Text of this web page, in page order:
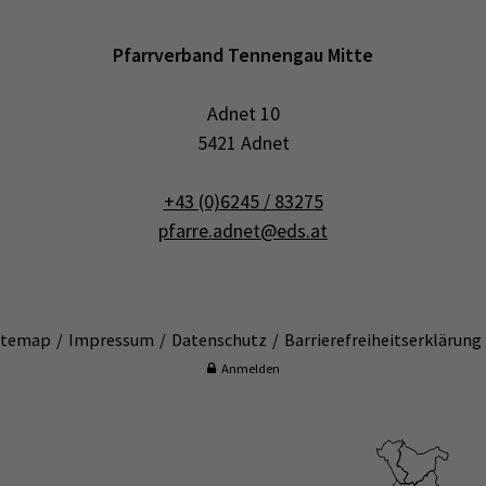
Pfarrverband Tennengau Mitte
Adnet 10
5421 Adnet
+43 (0)6245 / 83275
pfarre.adnet@eds.at
Impressum Datenschutz
Anmelden